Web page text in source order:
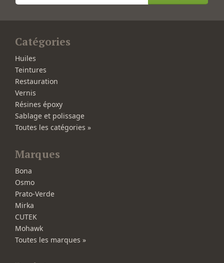
Catégories
Huiles
Teintures
Restauration
Vernis
Résines époxy
Sablage et polissage
Toutes les catégories »
Marques
Bona
Osmo
Prato-Verde
Mirka
CUTEK
Mohawk
Toutes les marques »